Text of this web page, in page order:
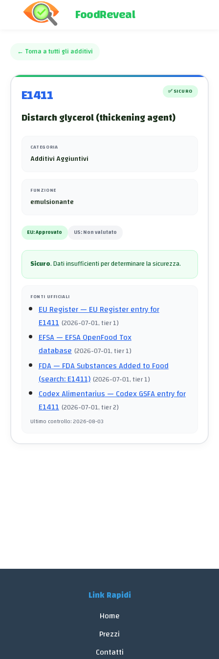
FoodReveal
← Torna a tutti gli additivi
E1411 ✅SICURO
Distarch glycerol (thickening agent)
CATEGORIA
Additivi Aggiuntivi
FUNZIONE
emulsionante
EU:Approvato US:Non valutato
Sicuro.Dati insufficienti per determinare la sicurezza.
FONTI UFFICIALI
EU Register— EU Register entry for
E1411 (2026-07-01, tier 1)
EFSA— EFSA OpenFood Tox
database (2026-07-01, tier 1)
FDA— FDA Substances Added to Food
(search: E1411) (2026-07-01, tier 1)
Codex Alimentarius— Codex GSFA entry for
E1411 (2026-07-01, tier 2)
Ultimo controllo:2026-08-03
Link Rapidi
Home
Prezzi
Contatti